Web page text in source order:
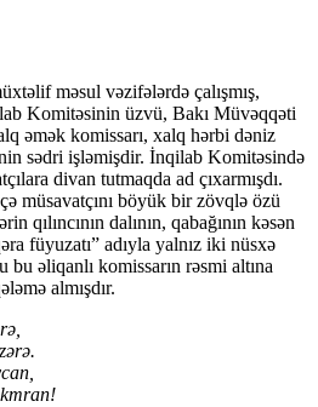
məsul vəzifələrdə çalışmış,
Komitəsinin üzvü, Bakı Müvəqqəti
əmək komissarı, xalq hərbi dəniz
sədri işləmişdir. İnqilab Komitəsində
divan tutmaqda ad çıxarmışdı.
müsavatçını böyük bir zövqlə özü
qılıncının dalının, qabağının kəsən
füyuzatı” adıyla yalnız iki nüsxə
bu əliqanlı komissarın rəsmi altına
almışdır.